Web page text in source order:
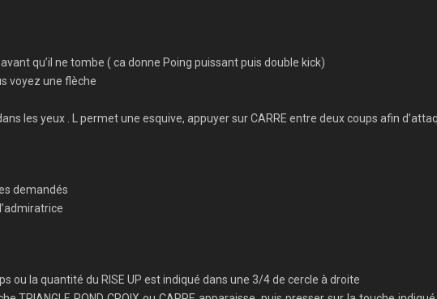
qu’il ne tombe ( ca donne Poing puissant puis double kick)
voyez une flèche
les yeux . L permet une esquive, appuyer sur CARRE entre deux coups afin
demandés
ou la quantité du RISE UP est indiqué dans une 3/4 de cercle à droite